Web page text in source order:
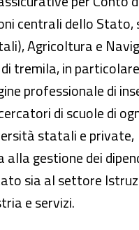
centrali dello Stato,
Agricoltura e
tremila, in
professionale di
di scuole di
statali e private,
alla gestione dei
sia al settore
e servizi.